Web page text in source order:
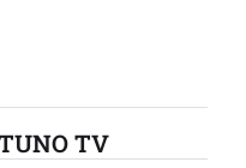
TV